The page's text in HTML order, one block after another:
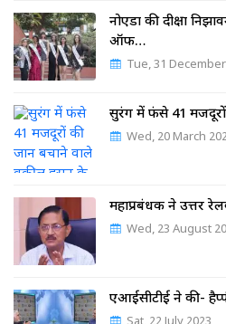
नोएडा की दीक्षा
ऑफ…
Tue, 31
सुरंग में फंसे 41
Wed, 20 March
महाप्रबंधक ने उत्तर
Wed, 23 August
एआईसीटीई ने की-